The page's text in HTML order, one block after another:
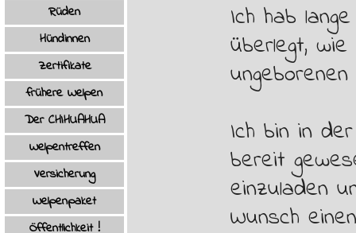
Rüden
Hündinnen
Zertifikate
frühere Welpen
Der CHIHUAHUA
Welpentreffen
Versicherung
Welpenpaket
Öffentlichkeit !
Ich hab
überlegt,
Ich bin in
bereit
einzuladen
Wunsch